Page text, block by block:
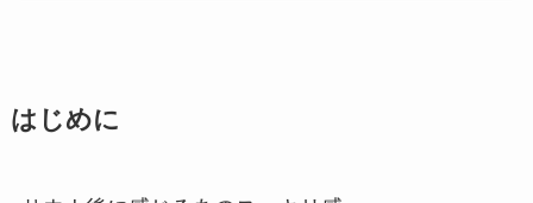
はじめに